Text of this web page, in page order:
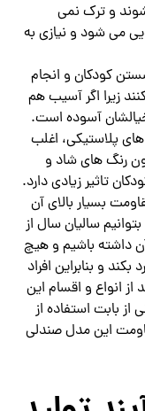
و ترک نمی
می شود و نیازی به
کودکان و انجام
زیرا اگر آسیب هم
خیالشان آسوده است.
پلاستیکی، اغلب
رنگ های شاد و
تاثیر زیادی دارد.
بسیار بالای آن
سالیان سال از
آن داشته باشیم و هیچ
و بنابراین افراد
از انواع و اقسام این
از بابت استفاده از
این مدل صندلی